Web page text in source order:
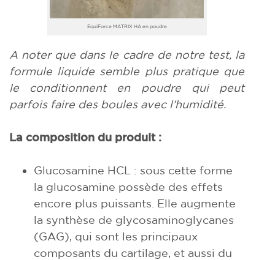
EquiForce MATRIX HA en poudre
A noter que dans le cadre de notre test, la
formule liquide semble plus pratique que
le conditionnent en poudre qui peut
parfois faire des boules avec l’humidité.
La composition du produit :
Glucosamine HCL : sous cette forme
la glucosamine possède des effets
encore plus puissants. Elle augmente
la synthèse de glycosaminoglycanes
(GAG), qui sont les principaux
composants du cartilage, et aussi du